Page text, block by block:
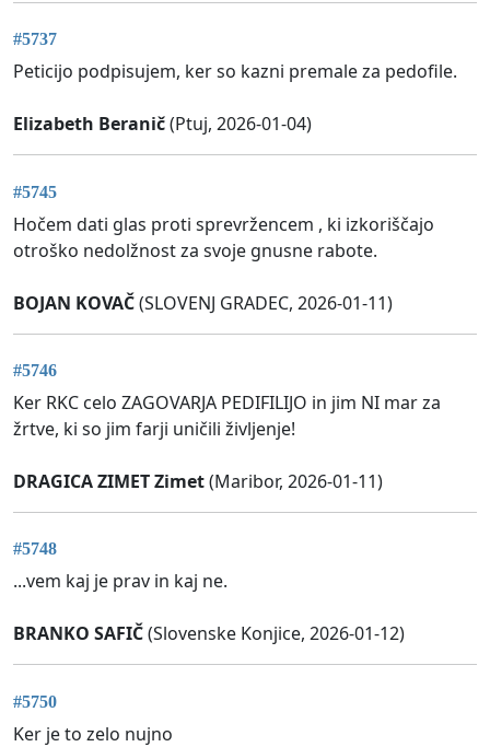
#5737
Peticijo podpisujem, ker so kazni premale za pedofile.
Elizabeth Beranič(Ptuj, 2026-01-04)
#5745
Hočem dati glas proti sprevržencem , ki izkoriščajo
otroško nedolžnost za svoje gnusne rabote.
BOJAN KOVAČ(SLOVENJ GRADEC, 2026-01-11)
#5746
Ker RKC celo ZAGOVARJA PEDIFILIJO in jim NI mar za
žrtve, ki so jim farji uničili življenje!
DRAGICA ZIMET Zimet(Maribor, 2026-01-11)
#5748
...vem kaj je prav in kaj ne.
BRANKO SAFIČ(Slovenske Konjice, 2026-01-12)
#5750
Ker je to zelo nujno